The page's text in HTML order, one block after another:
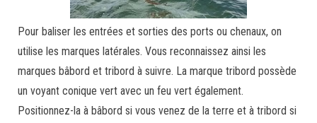
Pour baliser les entrées et sorties des ports ou chenaux, on
utilise les marques latérales. Vous reconnaissez ainsi les
marques bâbord et tribord à suivre. La marque tribord possède
un voyant conique vert avec un feu vert également.
Positionnez-la à bâbord si vous venez de la terre et à tribord si